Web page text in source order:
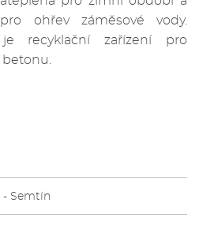
ohřev záměsové vody.
recyklační zařízení pro
- Semtín